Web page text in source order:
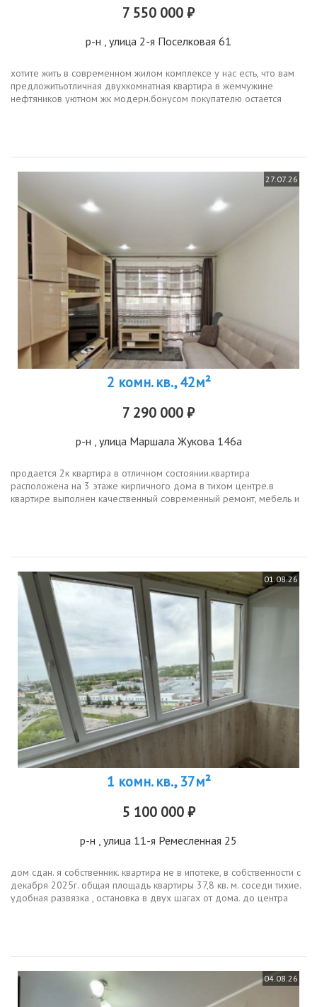
7 550 000 ₽
р-н , улица 2-я Поселковая 61
хотите жить в современном жилом комплексе у нас есть, что вам
предложитьотличная двухкомнатная квартира в жемчужине
нефтяников уютном жк модерн.бонусом покупателю остается
27.07.26
2 комн. кв., 42м²
7 290 000 ₽
р-н , улица Маршала Жукова 146а
продается 2к квартира в отличном состоянии.квартира
расположена на 3 этаже кирпичного дома в тихом центре.в
квартире выполнен качественный современный ремонт, мебель и
01.08.26
1 комн. кв., 37м²
5 100 000 ₽
р-н , улица 11-я Ремесленная 25
дом сдан. я собственник. квартира не в ипотеке, в собственности с
декабря 2025г. общая площадь квартиры 37,8 кв. м. соседи тихие.
удобная развязка , остановка в двух шагах от дома. до центра
04.08.26